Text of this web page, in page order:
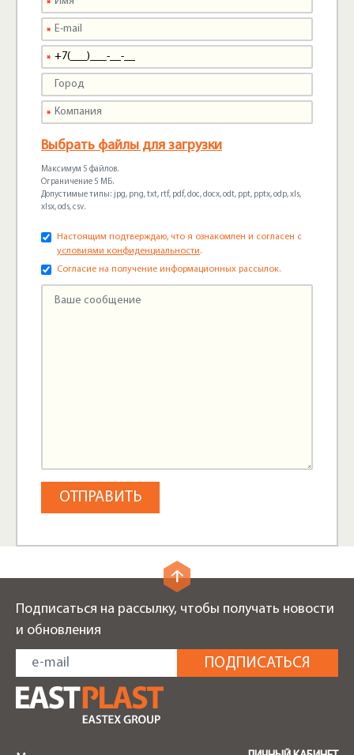
Выбрать файлы для загрузки
Максимум 5 файлов.
Ограничение 5 МБ.
Допустимые типы: jpg, png, txt, rtf, pdf, doc, docx, odt, ppt, pptx, odp, xls,
xlsx, ods, csv.
Настоящим подтверждаю, что я ознакомлен и согласен с
условиями конфиденциальности.
Согласие на получение информационных рассылок.
Подписаться на рассылку, чтобы получать новости
и обновления